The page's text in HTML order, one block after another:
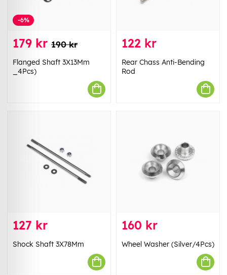
-6%
179 kr 190 kr
Flanged Shaft 3X13Mm
_4Pcs)
122 kr
Rear Chass Anti-Bending
Rod
127 kr
Shock Shaft 3X78Mm
160 kr
Wheel Washer (Silver/4Pcs)